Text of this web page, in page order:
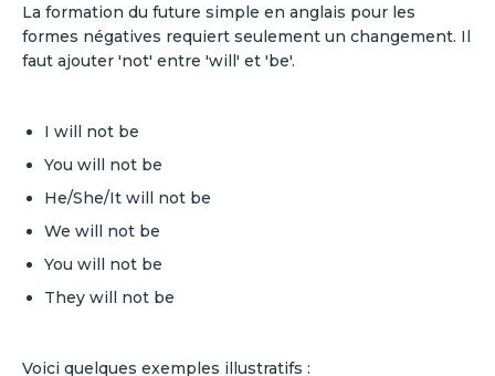
La formation du future simple en anglais pour les
formes négatives requiert seulement un changement. Il
faut ajouter 'not' entre 'will' et 'be'.
I will not be
You will not be
He/She/It will not be
We will not be
You will not be
They will not be
Voici quelques exemples illustratifs :